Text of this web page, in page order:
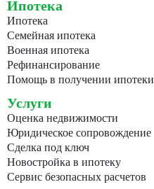
Ипотека
Ипотека
Семейная ипотека
Военная ипотека
Рефинансирование
Помощь в получении ипотеки
Услуги
Оценка недвижимости
Юридическое сопровождение
Сделка под ключ
Новостройка в ипотеку
Сервис безопасных расчетов